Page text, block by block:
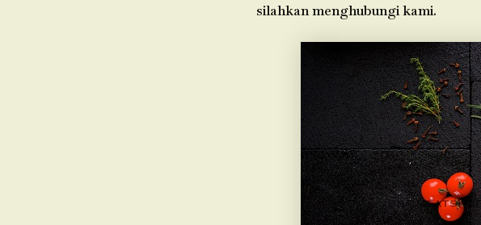
silahkan menghubungi kami.